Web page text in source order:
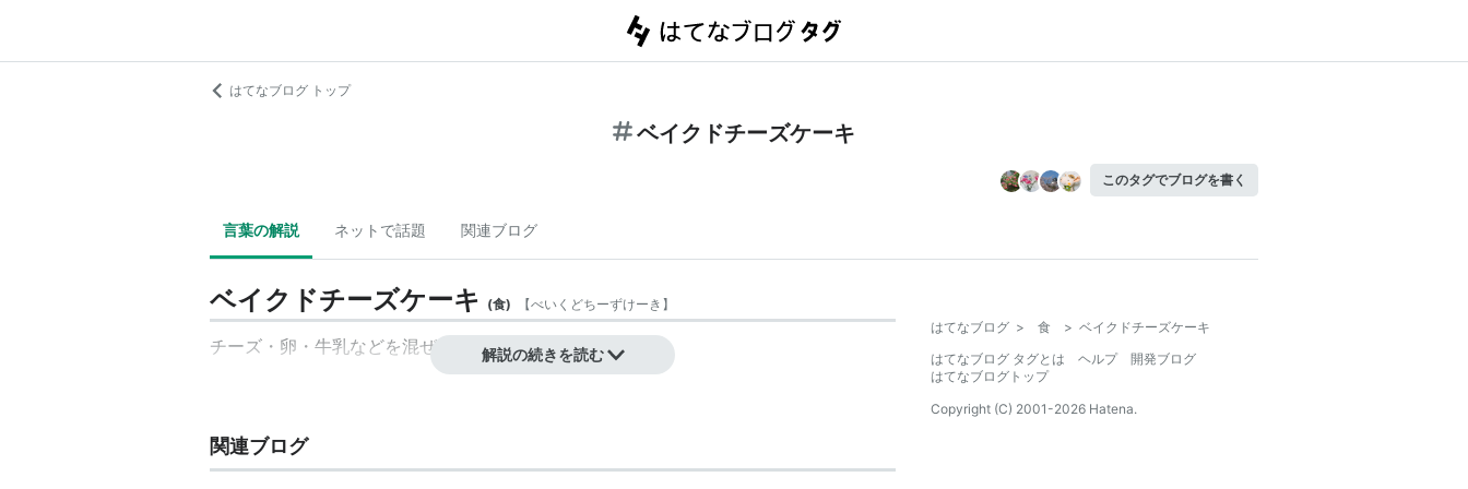
はてなブログ トップ
ベイクドチーズケーキ
このタグでブログを書く
言葉の解説 ネットで話題 関連ブログ
ベイクドチーズケーキ (食) 【べいくどちーずけーき 】
チーズ・卵・牛乳などを混ぜて焼いたチーズケーキ。
解説の続きを読む
関連ブログ
はてなブログ > 食 > ベイクドチーズケーキ
はてなブログ タグとは
ヘルプ
開発ブログ
はてなブログトップ
Copyright (C) 2001-2026 Hatena.